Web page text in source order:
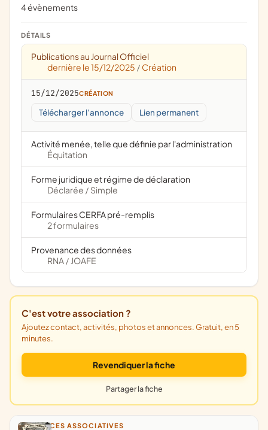
4 évènements
DÉTAILS
Publications au Journal Officiel
dernière le 15/12/2025 / Création
15/12/2025CRÉATION
Télécharger l'annonce Lien permanent
Activité menée, telle que définie par l'administration
Équitation
Forme juridique et régime de déclaration
Déclarée / Simple
Formulaires CERFA pré-remplis
2 formulaires
Provenance des données
RNA / JOAFE
C'est votre association ?
Ajoutez contact, activités, photos et annonces. Gratuit, en 5
minutes.
Revendiquer la fiche
Partager la fiche
ANNONCES ASSOCIATIVES